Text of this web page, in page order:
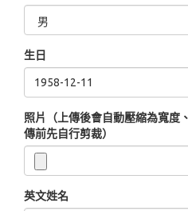
生日
照片（上傳後會自動壓縮為寬度
傳前先自行剪裁）
英文姓名